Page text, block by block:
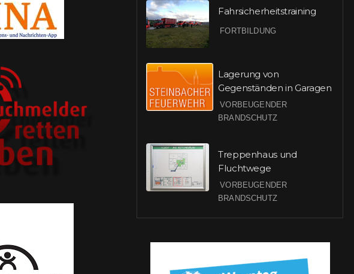
Fahrsicherheitstraining
FORTBILDUNG
Lagerung von
Gegenständen in Garagen
VORBEUGENDER
BRANDSCHUTZ
Treppenhaus und
Fluchtwege
VORBEUGENDER
BRANDSCHUTZ